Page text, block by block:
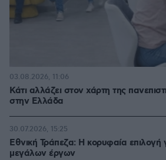
Κάτι αλλάζει στον χάρτη της
στην Ελλάδα
03.08.2026, 11:06
Εθνική Τράπεζα: Η κορυφαία επιλογή
μεγάλων έργων
30.07.2026, 15:25